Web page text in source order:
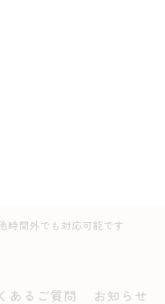
間外でも対応可能です
あるご質問 お知らせ